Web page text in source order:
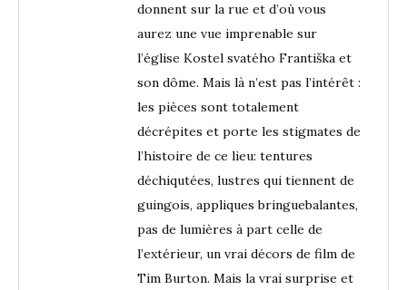
donnent sur la rue et d’où vous
aurez une vue imprenable sur
l’église Kostel svatého Františka et
son dôme. Mais là n’est pas l’intérêt :
les pièces sont totalement
décrépites et porte les stigmates de
l’histoire de ce lieu: tentures
déchiqutées, lustres qui tiennent de
guingois, appliques bringuebalantes,
pas de lumières à part celle de
l’extérieur, un vrai décors de film de
Tim Burton. Mais la vrai surprise et